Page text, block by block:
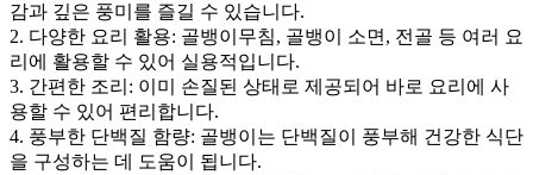
감과 깊은 풍미를 즐길 수 있습니다.
2. 다양한 요리 활용: 골뱅이무침, 골뱅이 소면, 전골 등 여러 요
리에 활용할 수 있어 실용적입니다.
3. 간편한 조리: 이미 손질된 상태로 제공되어 바로 요리에 사
용할 수 있어 편리합니다.
4. 풍부한 단백질 함량: 골뱅이는 단백질이 풍부해 건강한 식단
을 구성하는 데 도움이 됩니다.